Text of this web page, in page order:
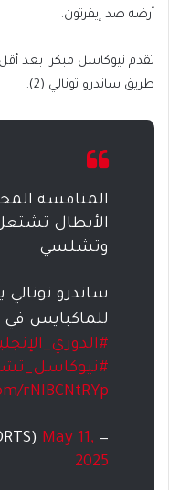
أرضه ضد إيفرتون.
تقدم نيوكاسل مبكرا بعد
طريق ساندرو تونالي (2).
المنافسة
الأبطال
وتشلسي
ساندرو
للماكبايس في
rNIBCNtRYp
— beIN SPORTS (@beINSPORTS)
May 11,
2025